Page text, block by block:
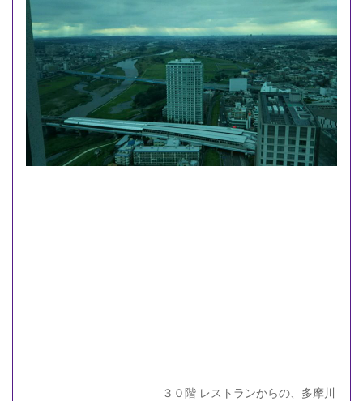
３０階 レストランからの、多摩川